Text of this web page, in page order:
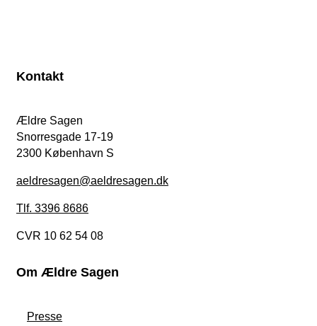
Kontakt
Ældre Sagen
Snorresgade 17-19
2300 København S
aeldresagen@aeldresagen.dk
Tlf. 3396 8686
CVR 10 62 54 08
Om Ældre Sagen
Presse